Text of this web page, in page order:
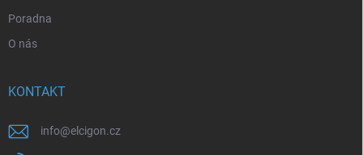
Poradna
O nás
KONTAKT
info@elcigon.cz